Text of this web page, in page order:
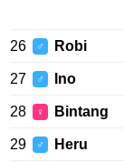
26 ♂ Robi
27 ♂ Ino
28 ♀ Bintang
29 ♂ Heru